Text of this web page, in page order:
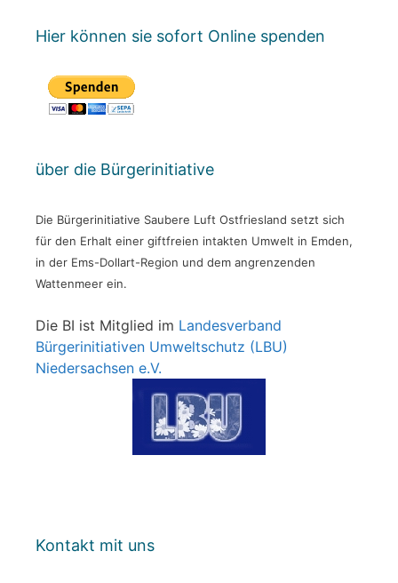
Hier können sie sofort Online spenden
über die Bürgerinitiative
Die Bürgerinitiative Saubere Luft Ostfriesland setzt sich
für den Erhalt einer giftfreien intakten Umwelt in Emden,
in der Ems-Dollart-Region und dem angrenzenden
Wattenmeer ein.
Die BI ist Mitglied im Landesverband
Bürgerinitiativen Umweltschutz (LBU)
Niedersachsen e.V.
Kontakt mit uns